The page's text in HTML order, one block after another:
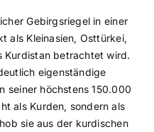
Gebirgsriegel in einer
als Kleinasien, Osttürkei,
Kurdistan betrachtet wird.
eigenständige
seiner höchstens 150.000
als Kurden, sondern als
sie aus der kurdischen